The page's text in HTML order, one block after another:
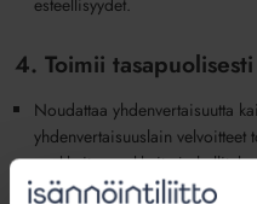
4. Toimii tasapuolisesti
Noudattaa yhdenvertaisuutta
yhdenvertaisuuslain velvoitteet
osakkaita, asukkaita ja
asemasta tai lähtökohdista tai